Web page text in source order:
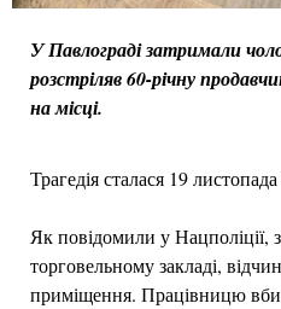
У Павлограді затримали
розстріляв 60-річну
на місці.
Трагедія сталася 19
Як повідомили у
торговельному закладі,
приміщення. Працівницю